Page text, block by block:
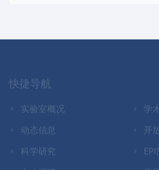
快捷导航
实验室概况
动态信息
科学研究
学
开